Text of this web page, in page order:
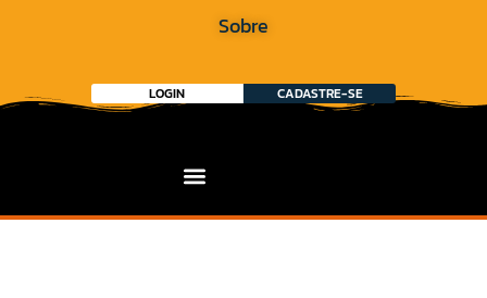
Sobre
LOGIN CADASTRE-SE